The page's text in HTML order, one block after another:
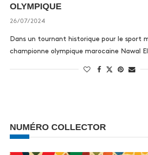
OLYMPIQUE
26/07/2024
Dans un tournant historique pour le sport
championne olympique marocaine Nawal
NUMÉRO COLLECTOR